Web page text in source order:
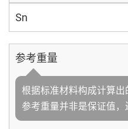
Sn
参考重量
根据标准材料构成计算出
参考重量并非是保证值，